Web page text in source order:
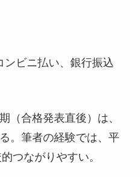
ンビニ払い、銀行振込
（合格発表直後）は、
。筆者の経験では、平
つながりやすい。